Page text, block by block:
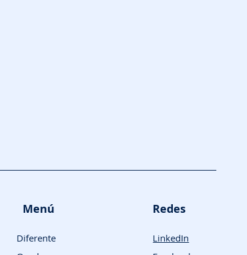
Menú
Diferente
Redes
LinkedIn